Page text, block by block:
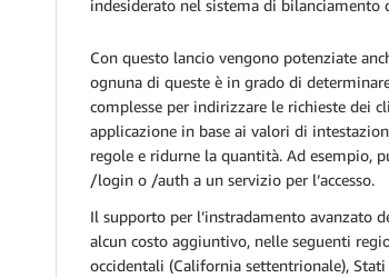
indesiderato nel sistema di bilanciamento
Con questo lancio vengono potenziate
ognuna di queste è in grado di
complesse per indirizzare le richieste dei
applicazione in base ai valori di
regole e ridurne la quantità. Ad esempio,
/login o /auth a un servizio per l’accesso.
Il supporto per l’instradamento avanzato
alcun costo aggiuntivo, nelle seguenti
occidentali (California settentrionale),